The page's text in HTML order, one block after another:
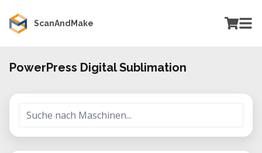
ScanAndMake
PowerPress Digital Sublimation